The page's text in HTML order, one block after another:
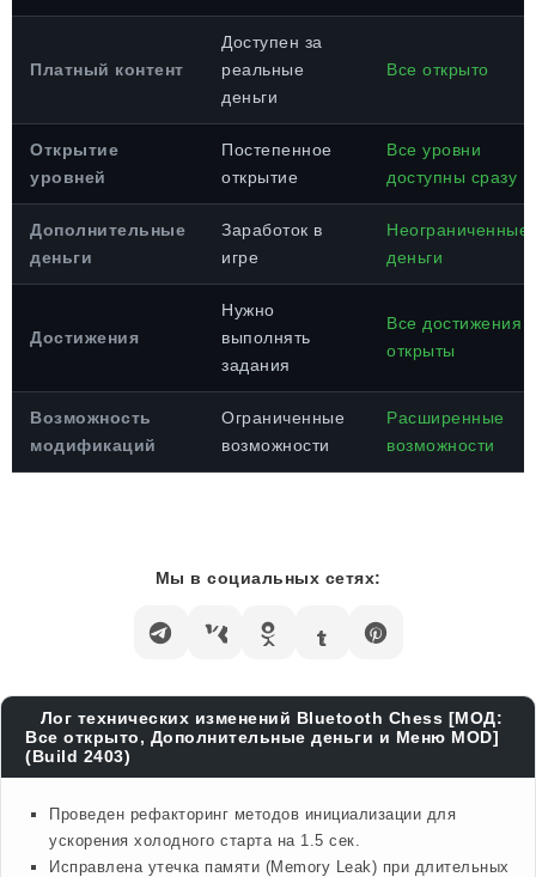
Платный контент
Доступен за
реальные
деньги
Все открыто
Открытие
уровней
Постепенное
открытие
Все уровни
доступны сразу
Дополнительные
деньги
Заработок в
игре
Неограниченные
деньги
Достижения
Нужно
выполнять
задания
Все достижения
открыты
Возможность
модификаций
Ограниченные
возможности
Расширенные
возможности
Мы в социальных сетях:
Лог технических изменений Bluetooth Chess [МОД:
Все открыто, Дополнительные деньги и Меню MOD]
(Build 2403)
Проведен рефакторинг методов инициализации для
ускорения холодного старта на 1.5 сек.
Исправлена утечка памяти (Memory Leak) при длительных